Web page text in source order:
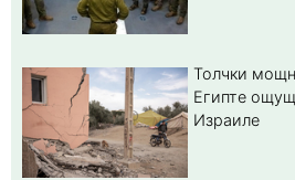
Толчки
Египте
Израиле